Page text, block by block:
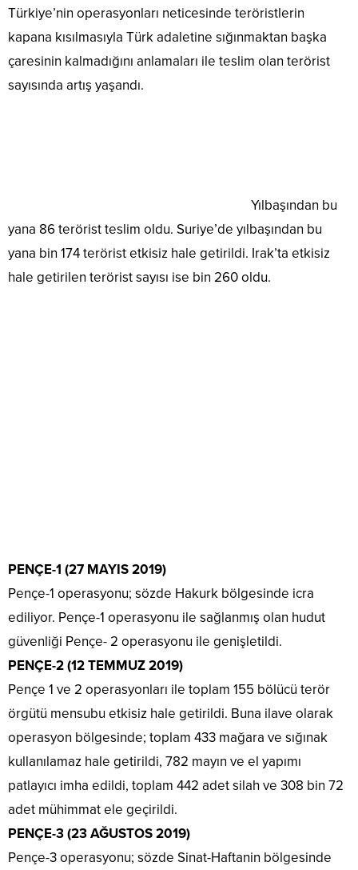
Türkiye’nin operasyonları neticesinde teröristlerin
kapana kısılmasıyla Türk adaletine sığınmaktan başka
çaresinin kalmadığını anlamaları ile teslim olan terörist
sayısında artış yaşandı.
Yılbaşından bu
yana 86 terörist teslim oldu. Suriye’de yılbaşından bu
yana bin 174 terörist etkisiz hale getirildi. Irak’ta etkisiz
hale getirilen terörist sayısı ise bin 260 oldu.
PENÇE-1 (27 MAYIS 2019)
Pençe-1 operasyonu; sözde Hakurk bölgesinde icra
ediliyor. Pençe-1 operasyonu ile sağlanmış olan hudut
güvenliği Pençe- 2 operasyonu ile genişletildi.
PENÇE-2 (12 TEMMUZ 2019)
Pençe 1 ve 2 operasyonları ile toplam 155 bölücü terör
örgütü mensubu etkisiz hale getirildi. Buna ilave olarak
operasyon bölgesinde; toplam 433 mağara ve sığınak
kullanılamaz hale getirildi, 782 mayın ve el yapımı
patlayıcı imha edildi, toplam 442 adet silah ve 308 bin 72
adet mühimmat ele geçirildi.
PENÇE-3 (23 AĞUSTOS 2019)
Pençe-3 operasyonu; sözde Sinat-Haftanin bölgesinde